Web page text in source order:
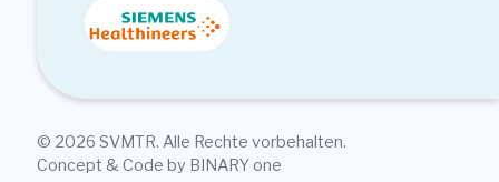
© 2026 SVMTR. Alle Rechte vorbehalten.
Concept & Code by BINARY one